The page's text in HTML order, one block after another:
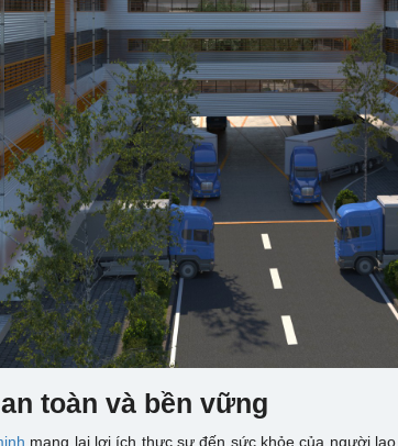
toàn và bền vững
mang lại lợi ích thực sự đến sức khỏe của người